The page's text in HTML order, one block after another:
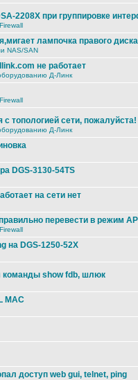
2208X при группировке
лампочка правого диска
NAS/SAN
не работает
Д-Линк
с топологией сети, пожалуйста!
Д-Линк
DGS-3130-54TS
на сети нет
перевести в режим
на DGS-1250-52X
show fdb, шлюк
MAC
доступ web gui, telnet, ping